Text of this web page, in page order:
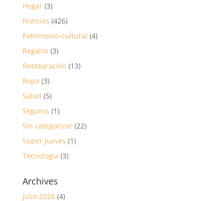
Hogar(3)
Noticias (426)
Patrimonio-cultural (4)
Regalos (3)
Restauración (13)
Ropa (3)
Salud (5)
Seguros (1)
Sin categorizar(22)
Super Jueves (1)
Tecnología (3)
Archives
julio 2026(4)